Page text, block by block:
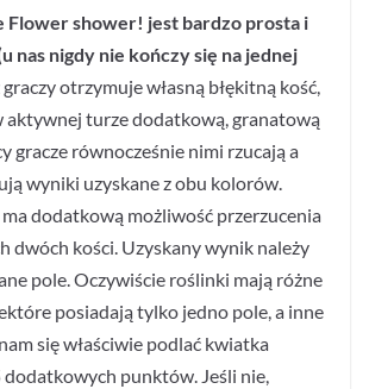
Flower shower! jest bardzo prosta i
nas nigdy nie kończy się na jednej
graczy otrzymuje własną błękitną kość,
aktywnej turze dodatkową, granatową
gracze równocześnie nimi rzucają a
wyniki uzyskane z obu kolorów.
dodatkową możliwość przerzucenia
dwóch kości. Uzyskany wynik należy
pole. Oczywiście roślinki mają różne
posiadają tylko jedno pole, a inne
się właściwie podlać kwiatka
punktów. Jeśli nie,